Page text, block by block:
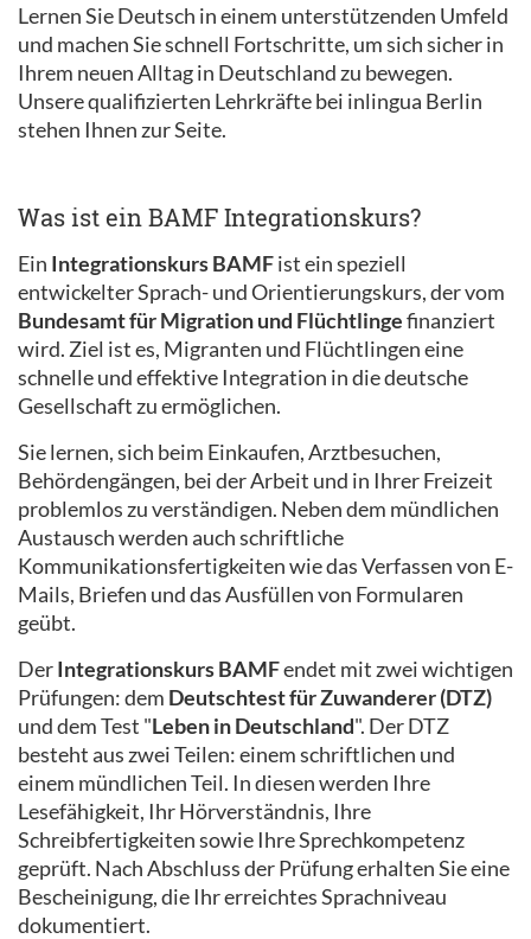
Lernen Sie Deutsch in einem unterstützenden Umfeld
und machen Sie schnell Fortschritte, um sich sicher in
Ihrem neuen Alltag in Deutschland zu bewegen.
Unsere qualifizierten Lehrkräfte bei inlingua Berlin
stehen Ihnen zur Seite.
Was ist ein BAMF Integrationskurs?
Ein Integrationskurs BAMFist ein speziell
entwickelter Sprach- und Orientierungskurs, der vom
Bundesamt für Migration und Flüchtlingefinanziert
wird. Ziel ist es, Migranten und Flüchtlingen eine
schnelle und effektive Integration in die deutsche
Gesellschaft zu ermöglichen.
Sie lernen, sich beim Einkaufen, Arztbesuchen,
Behördengängen, bei der Arbeit und in Ihrer Freizeit
problemlos zu verständigen. Neben dem mündlichen
Austausch werden auch schriftliche
Kommunikationsfertigkeiten wie das Verfassen von E-
Mails, Briefen und das Ausfüllen von Formularen
geübt.
DerIntegrationskurs BAMFendet mit zwei wichtigen
Prüfungen: dem Deutschtest für Zuwanderer (DTZ)
und dem Test "Leben in Deutschland". Der DTZ
besteht aus zwei Teilen: einem schriftlichen und
einem mündlichen Teil. In diesen werden Ihre
Lesefähigkeit, Ihr Hörverständnis, Ihre
Schreibfertigkeiten sowie Ihre Sprechkompetenz
geprüft. Nach Abschluss der Prüfung erhalten Sie eine
Bescheinigung, die Ihr erreichtes Sprachniveau
dokumentiert.